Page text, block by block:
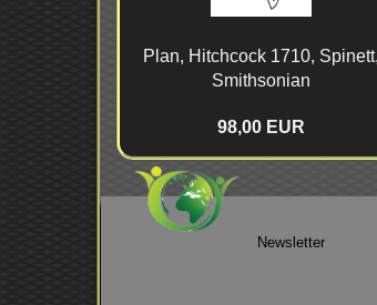
Plan, Hitch­cock 1710, Spi­nett,
Smith­so­ni­an
98,00 EUR
Newsletter